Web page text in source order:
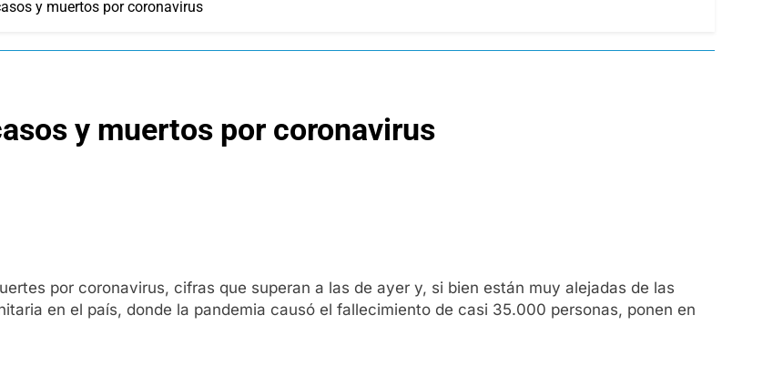
y muertos por coronavirus
y muertos por coronavirus
por coronavirus, cifras que superan a las de ayer y, si bien están muy alejadas de las
en el país, donde la pandemia causó el fallecimiento de casi 35.000 personas, ponen en